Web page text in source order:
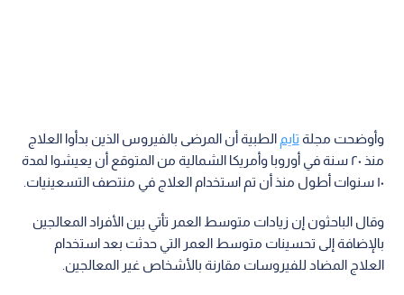
وأوضحت مجلة تايم الطبية أن المرضى بالفيروس الذين بدأوا العلاج
منذ ٢٠ سنة في أوروبا وأمريكا الشمالية من المتوقع أن يعيشوا لمدة
١٠ سنوات أطول منذ أن تم استخدام العلاج في منتصف التسعينيات.
وقال الباحثون إن زيادات متوسط العمر تأتي بين الأفراد المعالجين
بالإضافة إلى تحسينات متوسط العمر التي حدثت بعد استخدام
العلاج المضاد للفيروسات مقارنة بالأشخاص غير المعالجين.